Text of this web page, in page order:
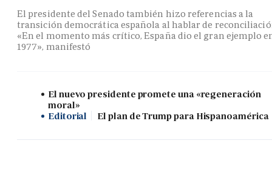
El presidente del Senado también hizo referencias a la
transición democrática española al hablar de
«En el momento más crítico, España dio el gran ejemplo
1977», manifestó
El nuevo presidente promete una «regeneración
moral»
Editorial
El plan de Trump para Hispanoamérica